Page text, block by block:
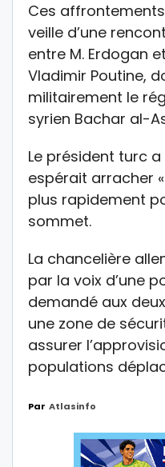
Ces
veille d’une
entre M. Erdogan
Vladimir Poutine,
militairement le
syrien Bachar al-
Le président turc
espérait arracher
plus rapidement
sommet.
La chancelière
par la voix d’une
demandé aux
une zone de
assurer
populations
Par Atlasinfo